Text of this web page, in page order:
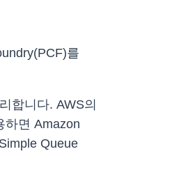
를
합니다. AWS의
하면 Amazon
Queue